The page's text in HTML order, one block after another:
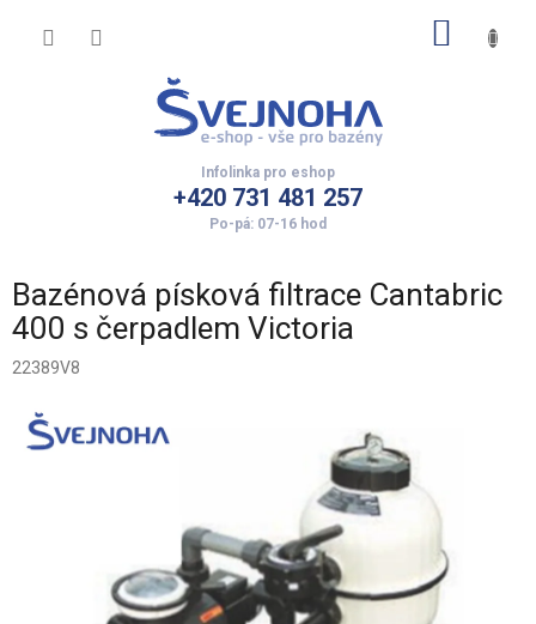
+420 731 481 257
Bazénová písková filtrace Cantabric
400 s čerpadlem Victoria
22389V8